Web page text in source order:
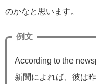
のかなと思います。
例文
According to the
新聞によれば、彼は